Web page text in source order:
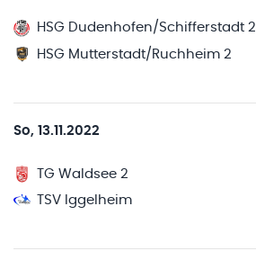
HSG Dudenhofen/Schifferstadt 2
HSG Mutterstadt/Ruchheim 2
So, 13.11.2022
TG Waldsee 2
TSV Iggelheim